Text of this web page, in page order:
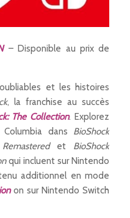
– Disponible au prix de
et les histoires
, la franchise au succès
The Collection. Explorez
dans BioShock
et BioShock
qui incluent sur Nintendo
additionnel en mode
on sur Nintendo Switch